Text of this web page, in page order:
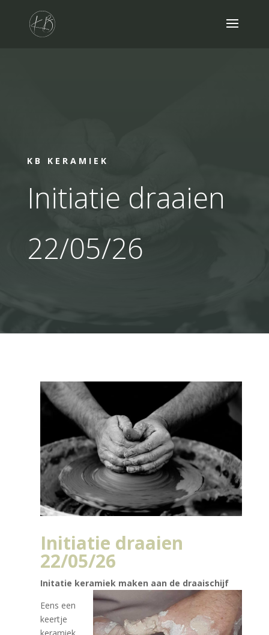
KB KERAMIEK
Initiatie draaien
22/05/26
Initiatie draaien
22/05/26
Initatie keramiek maken aan de draaischijf
Eens een
keertje